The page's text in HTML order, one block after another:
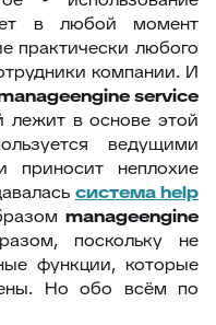
в любой момент
практически любого
компании. И
service
лежит в основе этой
ведущими
приносит неплохие
система help
manageengine
поскольку не
функции, которые
Но обо всём по